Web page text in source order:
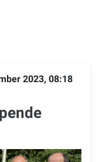
2023, 08:18